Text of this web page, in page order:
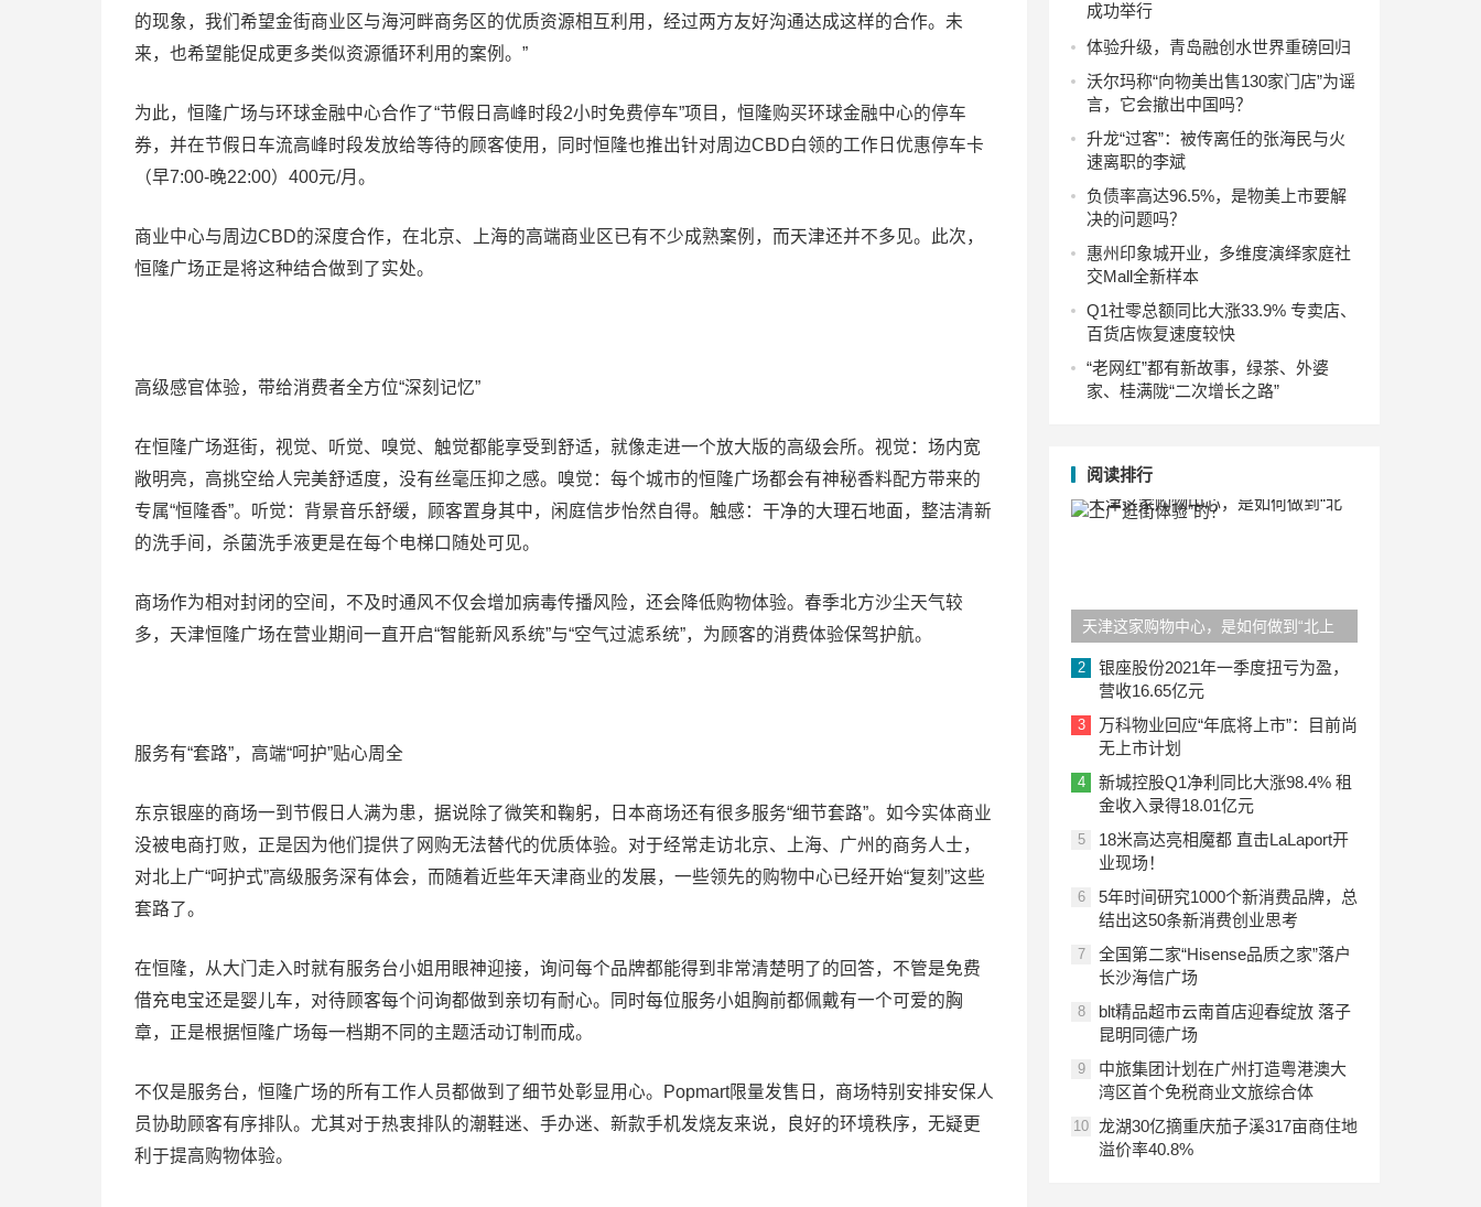
的现象，我们希望金街商业区与海河畔商务区的优质资源相互利用，经过两方友好沟通达成这样的合作。未
来，也希望能促成更多类似资源循环利用的案例。”
为此，恒隆广场与环球金融中心合作了“节假日高峰时段2小时免费停车”项目，恒隆购买环球金融中心的停车
券，并在节假日车流高峰时段发放给等待的顾客使用，同时恒隆也推出针对周边CBD白领的工作日优惠停车卡
（早7:00-晚22:00）400元/月。
商业中心与周边CBD的深度合作，在北京、上海的高端商业区已有不少成熟案例，而天津还并不多见。此次，
恒隆广场正是将这种结合做到了实处。
高级感官体验，带给消费者全方位“深刻记忆”
在恒隆广场逛街，视觉、听觉、嗅觉、触觉都能享受到舒适，就像走进一个放大版的高级会所。视觉：场内宽
敞明亮，高挑空给人完美舒适度，没有丝毫压抑之感。嗅觉：每个城市的恒隆广场都会有神秘香料配方带来的
专属“恒隆香”。听觉：背景音乐舒缓，顾客置身其中，闲庭信步怡然自得。触感：干净的大理石地面，整洁清新
的洗手间，杀菌洗手液更是在每个电梯口随处可见。
商场作为相对封闭的空间，不及时通风不仅会增加病毒传播风险，还会降低购物体验。春季北方沙尘天气较
多，天津恒隆广场在营业期间一直开启“智能新风系统”与“空气过滤系统”，为顾客的消费体验保驾护航。
服务有“套路”，高端“呵护”贴心周全
东京银座的商场一到节假日人满为患，据说除了微笑和鞠躬，日本商场还有很多服务“细节套路”。如今实体商业
没被电商打败，正是因为他们提供了网购无法替代的优质体验。对于经常走访北京、上海、广州的商务人士，
对北上广“呵护式”高级服务深有体会，而随着近些年天津商业的发展，一些领先的购物中心已经开始“复刻”这些
套路了。
在恒隆，从大门走入时就有服务台小姐用眼神迎接，询问每个品牌都能得到非常清楚明了的回答，不管是免费
借充电宝还是婴儿车，对待顾客每个问询都做到亲切有耐心。同时每位服务小姐胸前都佩戴有一个可爱的胸
章，正是根据恒隆广场每一档期不同的主题活动订制而成。
不仅是服务台，恒隆广场的所有工作人员都做到了细节处彰显用心。Popmart限量发售日，商场特别安排安保人
员协助顾客有序排队。尤其对于热衷排队的潮鞋迷、手办迷、新款手机发烧友来说，良好的环境秩序，无疑更
利于提高购物体验。
成功举行
体验升级，青岛融创水世界重磅回归
沃尔玛称“向物美出售130家门店”为谣
言，它会撤出中国吗？
升龙“过客”：被传离任的张海民与火
速离职的李斌
负债率高达96.5%，是物美上市要解
决的问题吗？
惠州印象城开业，多维度演绎家庭社
交Mall全新样本
Q1社零总额同比大涨33.9% 专卖店、
百货店恢复速度较快
“老网红”都有新故事，绿茶、外婆
家、桂满陇“二次增长之路”
阅读排行
天津这家购物中心，是如何做到“北上
广逛街体验”的？
2
银座股份2021年一季度扭亏为盈，
营收16.65亿元
3
万科物业回应“年底将上市”：目前尚
无上市计划
4
新城控股Q1净利同比大涨98.4% 租
金收入录得18.01亿元
5
18米高达亮相魔都 直击LaLaport开
业现场！
6
5年时间研究1000个新消费品牌，总
结出这50条新消费创业思考
7
全国第二家“Hisense品质之家”落户
长沙海信广场
8
blt精品超市云南首店迎春绽放 落子
昆明同德广场
9
中旅集团计划在广州打造粤港澳大
湾区首个免税商业文旅综合体
10 龙湖30亿摘重庆茄子溪317亩商住地
溢价率40.8%